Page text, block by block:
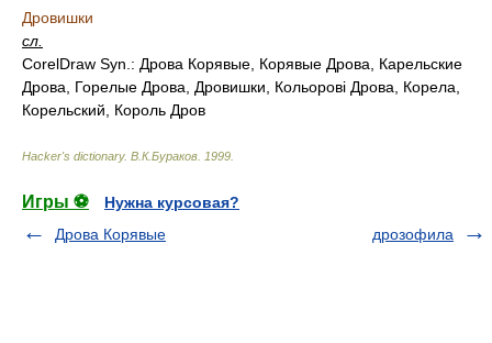
Дровишки
сл.
CorelDraw Syn.: Дрова Корявые, Корявые Дрова, Карельские
Дрова, Горелые Дрова, Дровишки, Кольоровi Дрова, Корела,
Корельский, Король Дров
Hacker's dictionary. В.К.Бураков 1999
Игры ⚽
Нужна курсовая?
Дрова Корявые
дрозофила